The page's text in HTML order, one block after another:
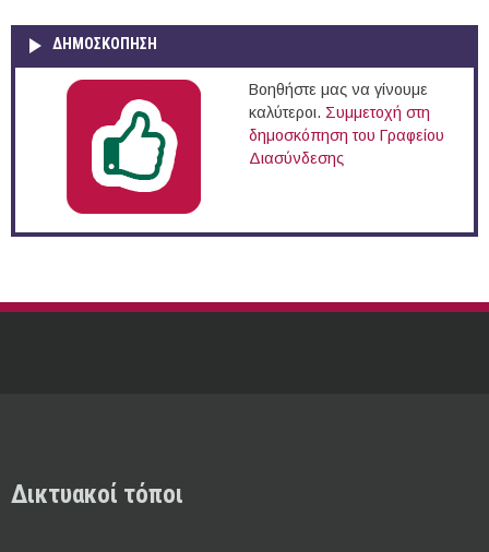
ΔΗΜΟΣΚΌΠΗΣΗ
Βοηθήστε μας να γίνουμε
καλύτεροι. Συμμετοχή στη
δημοσκόπηση του Γραφείου
Διασύνδεσης
Δικτυακοί τόποι